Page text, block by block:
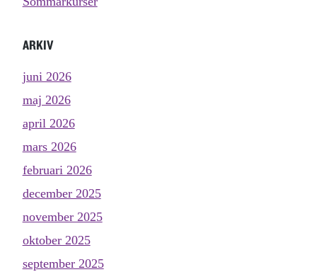
ARKIV
juni 2026
maj 2026
april 2026
mars 2026
februari 2026
december 2025
november 2025
oktober 2025
september 2025